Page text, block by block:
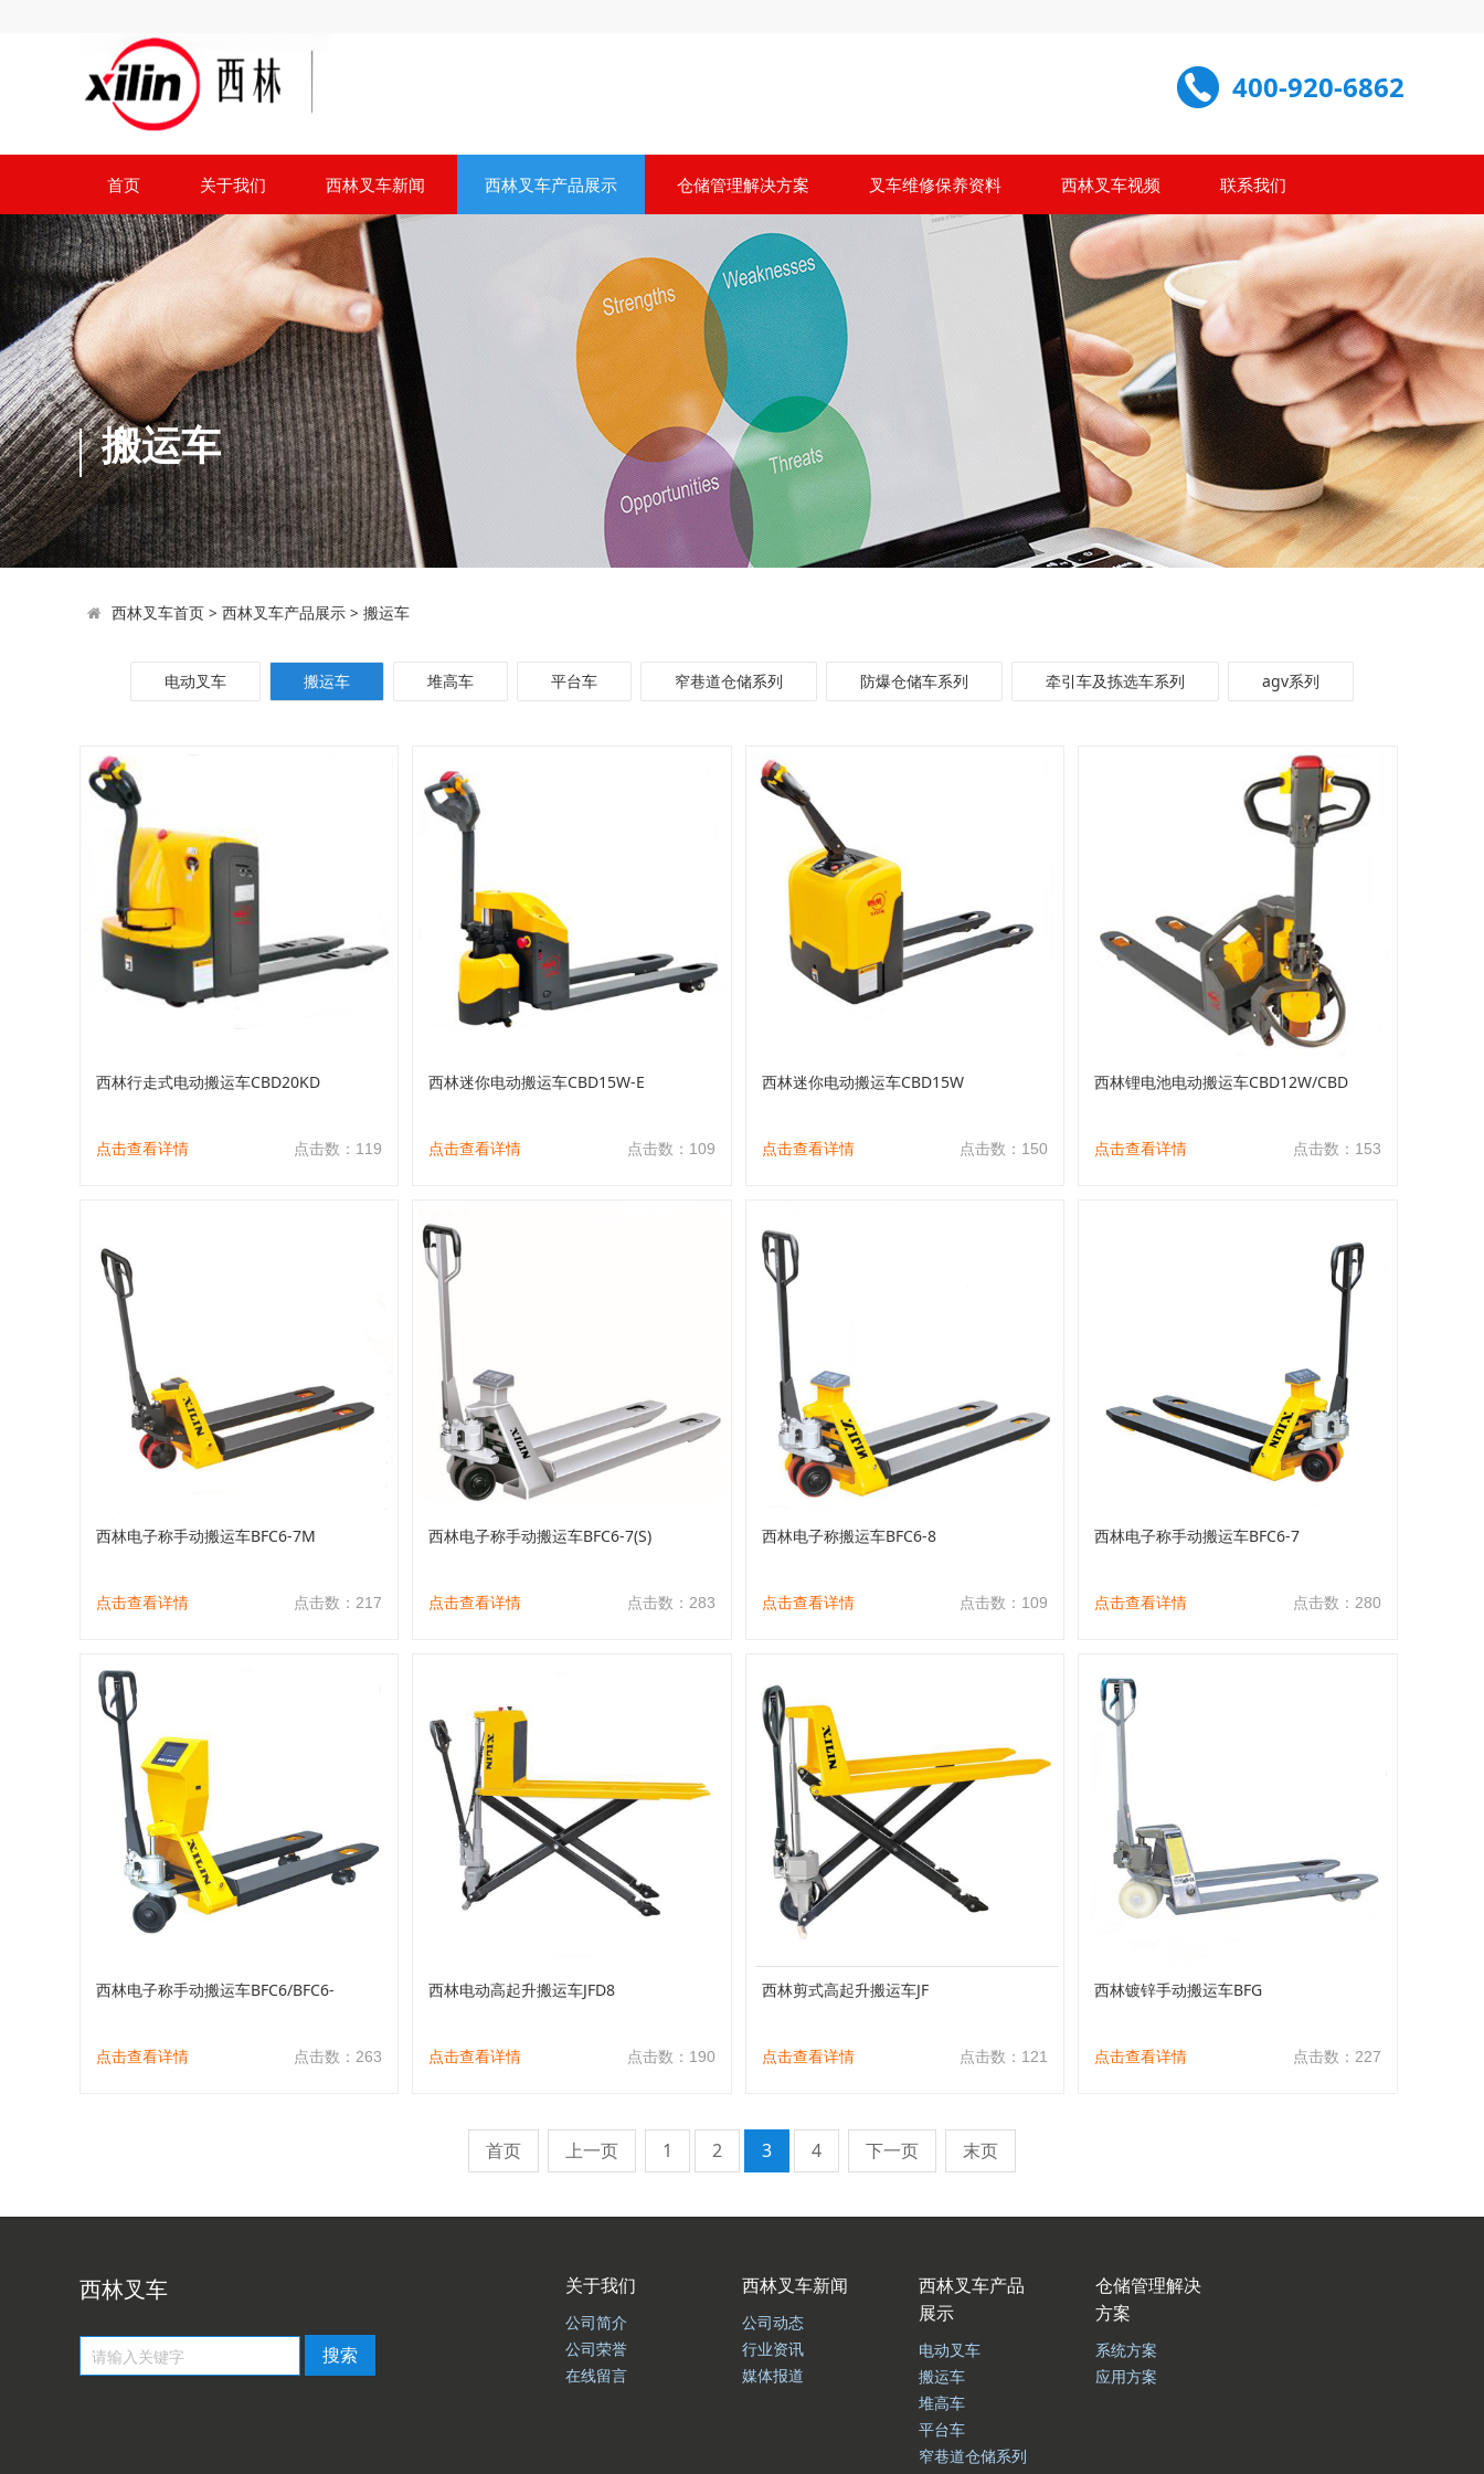
400-920-6862
首页 关于我们 西林叉车新闻 西林叉车产品展示 仓储管理解决方案 叉车维修保养资料 西林叉车视频 联系我们
搬运车
西林叉车首页> 西林叉车产品展示> 搬运车
电动叉车 搬运车 堆高车 平台车 窄巷道仓储系列 防爆仓储车系列 牵引车及拣选车系列 agv系列
西林行走式电动搬运车CBD20KD
点击数：119
点击查看详情
西林迷你电动搬运车CBD15W-E
点击数：109
点击查看详情
西林迷你电动搬运车CBD15W
点击数：150
点击查看详情
西林锂电池电动搬运车CBD12W/CBD
点击数：153
点击查看详情
西林电子称手动搬运车BFC6-7M
点击数：217
点击查看详情
西林电子称手动搬运车BFC6-7(S)
点击数：283
点击查看详情
西林电子称搬运车BFC6-8
点击数：109
点击查看详情
西林电子称手动搬运车BFC6-7
点击数：280
点击查看详情
西林电子称手动搬运车BFC6/BFC6-
点击数：263
点击查看详情
西林电动高起升搬运车JFD8
点击数：190
点击查看详情
西林剪式高起升搬运车JF
点击数：121
点击查看详情
西林镀锌手动搬运车BFG
点击数：227
点击查看详情
首页 上一页 1 2 3 4 下一页 末页
西林叉车 关于我们
公司简介
公司荣誉
在线留言
西林叉车新闻
公司动态
行业资讯
媒体报道
西林叉车产品
展示
电动叉车
搬运车
堆高车
平台车
窄巷道仓储系列
仓储管理解决
方案
系统方案
应用方案